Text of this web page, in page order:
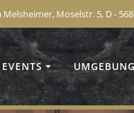
Melsheimer, Moselstr. 5, D -
EVENTS UMGEBUNG